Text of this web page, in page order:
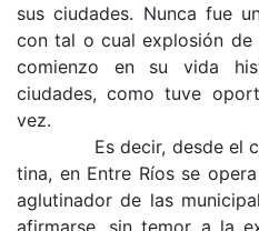
sus ciudades. Nunca fue
con tal o cual explosión de
comienzo en su vida
ciudades, como tuve
vez.
Es decir, desde el
tina, en Entre Ríos se
aglutinador de las
afirmarse, sin temor a la